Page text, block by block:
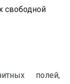
свободной
полей,